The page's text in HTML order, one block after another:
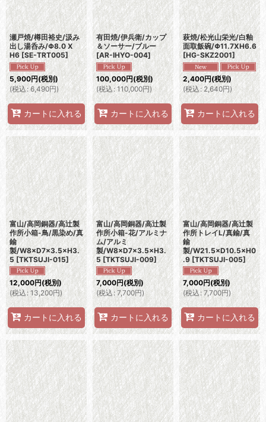
瀬戸焼/樽田裕史/汲み
出し湯呑み/Φ8.0 X
H6 [SE-TRT005]
5,900円(税別)
(税込 : 6,490円)
カートに入れる
有田焼/伊兵衛/カップ
＆ソーサー/ブルー
[AR-IHYO-004]
100,000円(税別)
(税込: 110,000円)
カートに入れる
萩焼/松光山栄光/白釉
面取飯碗/Φ11.7XH6.6
[HG-SKZ2001]
2,400円(税別)
(税込 : 2,640円)
カートに入れる
富山/高岡銅器/高辻製
作所小箱-鳥/黒染め/真
鍮
製/W8×D7×3.5×H3.
5 [TKTSUJI-015]
12,000円(税別)
(税込 : 13,200円)
カートに入れる
富山/高岡銅器/高辻製
作所小箱-花/アルミナ
ム/アルミ
製/W8×D7×3.5×H3.
5 [TKTSUJI-009]
7,000円(税別)
(税込: 7,700円)
カートに入れる
富山/高岡銅器/高辻製
作所トレイL/真鍮/真
鍮
製/W21.5×D10.5×H0
.9 [TKTSUJI-005]
7,000円(税別)
(税込: 7,700円)
カートに入れる